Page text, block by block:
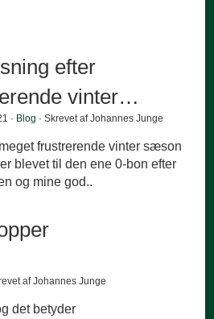
efter
vinter…
· Blog · Skrevet af Johannes Junge
frustrerende vinter sæson
blevet til den ene 0-bon efter
og mine god..
af Johannes Junge
det betyder